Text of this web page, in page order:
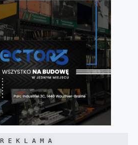
R E K L A M A